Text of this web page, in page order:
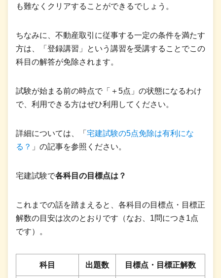
も難なくクリアすることができるでしょう。
ちなみに、不動産取引に従事する一定の条件を満たす
方は、「登録講習」という講習を受講することでこの
科目の解答が免除されます。
試験が始まる前の時点で「＋5点」の状態になるわけ
で、利用できる方はぜひ利用してください。
詳細については、「 宅建試験の5点免除は有利にな
る？ 」の記事を参照ください。
宅建試験で各科目の目標点は？
これまでの話を踏まえると、各科目の目標点・目標正
解数の目安は次のとおりです（なお、1問につき1点
です）。
科目 出題数 目標点・目標正解数